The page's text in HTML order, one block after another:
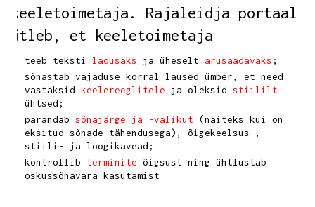
keeletoimetaja. Rajaleidja portaal
ütleb, et keeletoimetaja
teeb teksti ladusaks ja üheselt arusaadavaks ;
sõnastab vajaduse korral laused ümber, et need
vastaksid keelereeglitele ja oleksid stiililt
ühtsed;
parandab sõnajärge ja -valikut (näiteks kui on
eksitud sõnade tähendusega), õigekeelsus-,
stiili- ja loogikavead;
kontrollib terminite õigsust ning ühtlustab
oskussõnavara kasutamist.